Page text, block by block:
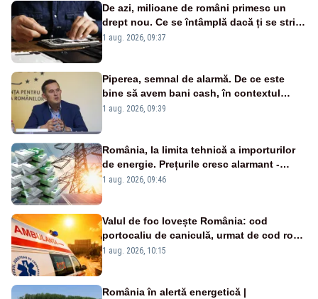
De azi, milioane de români primesc un
drept nou. Ce se întâmplă dacă ți se strică
un produs
1 aug. 2026, 09:37
Piperea, semnal de alarmă. De ce este
bine să avem bani cash, în contextul
alertei energetice?
1 aug. 2026, 09:39
România, la limita tehnică a importurilor
de energie. Prețurile cresc alarmant -
Analiză Realitatea Plus
1 aug. 2026, 09:46
Valul de foc lovește România: cod
portocaliu de caniculă, urmat de cod roșu
duminică. Temperaturile urcă spre 40°C
1 aug. 2026, 10:15
România în alertă energetică |